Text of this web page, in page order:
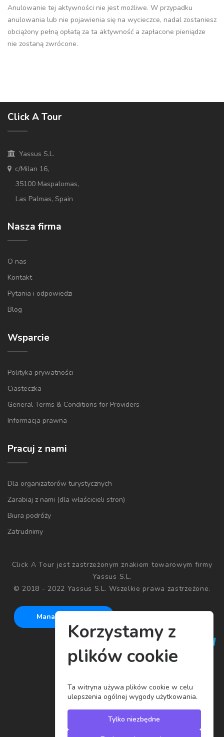
Anulowanie tej aktywności nie jest możliwe. W przypadku
anulowania lub nie pojawienia się na wycieczce, nadal zostaniesz
obciążony pełną opłatą za ta aktywność a zapłacone pieniądze
nie zostaną zwrócone.
Click A Tour
Yassus S.L.
c/Milan 16,
35100 Maspalomas,
Las Palmas, Spain
Nasza firma
O nas
Kontakt
Pytania i odpowiedzi
Blog
Wsparcie
Polityka prywatności
Ciasteczka
General Terms & Conditions for Providers
Informacja prawna
Pracuj z nami
Dla organizatorów turystycznych
Zarabiaj z nami (dla właścicieli stron)
Biura podróży
Zatrudnimy
Click A Tour jest zastrzeżonym znakiem towarowym firmy
Yassus S.L.
© 2018 - 2022 Yassus S.L. Wszelkie prawa zastrzeżone.
Manage cookies
Korzystamy z
plików cookie
Ta witryna używa plików cookie w celu
ulepszenia ogólnej wygody użytkowania.
Tylko niezbędne